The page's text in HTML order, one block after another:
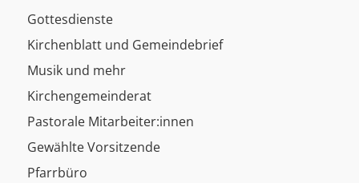
Gottesdienste
Kirchenblatt und Gemeindebrief
Musik und mehr
Kirchengemeinderat
Pastorale Mitarbeiter:innen
Gewählte Vorsitzende
Pfarrbüro